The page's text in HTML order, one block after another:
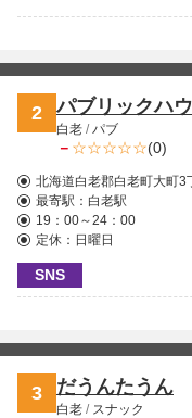
2 パブリックハ
白老 /パブ
－ (0)
北海道白老郡白老町大町3
最寄駅： 白老駅
19：00～24：00
定休：日曜日
SNS
3 だうんたうん
白老 / スナック